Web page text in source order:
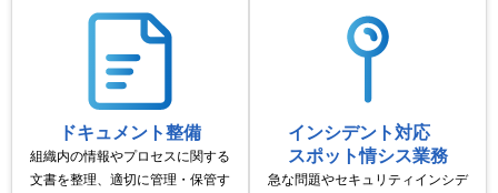
ドキュメント整備
組織内の情報やプロセスに関する
文書を整理、適切に管理・保管す
インシデント対応
スポット情シス業務
急な問題やセキュリティインシデ